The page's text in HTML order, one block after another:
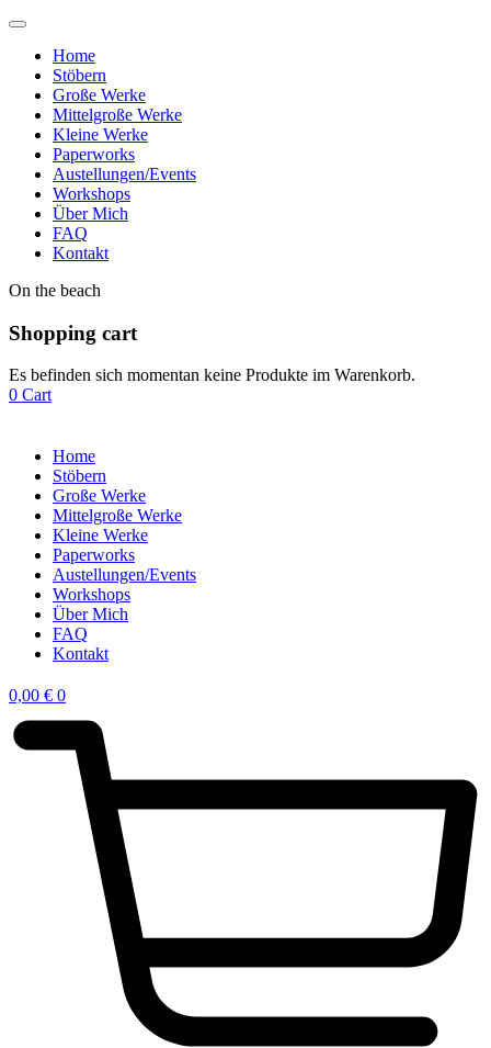
Home
Stöbern
Große Werke
Mittelgroße Werke
Kleine Werke
Paperworks
Austellungen/Events
Workshops
Über Mich
FAQ
Kontakt
On the beach
Shopping cart
Es befinden sich momentan keine Produkte im Warenkorb.
0 Cart
Home
Stöbern
Große Werke
Mittelgroße Werke
Kleine Werke
Paperworks
Austellungen/Events
Workshops
Über Mich
FAQ
Kontakt
0,00 € 0